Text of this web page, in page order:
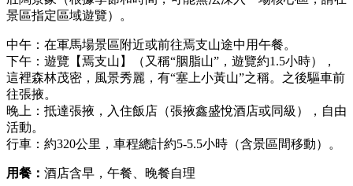
景區指定區域遊覽）。
中午：在軍馬場景區附近或前往焉支山途中用午餐。
下午：遊覽【焉支山】（又稱“胭脂山”，遊覽約1.5小時），
這裡森林茂密，風景秀麗，有“塞上小黃山”之稱。之後驅車前
往張掖。
晚上：抵達張掖，入住飯店（張掖鑫盛悅酒店或同級），自由
活動。
行車：約320公里，車程總計約5-5.5小時（含景區間移動）。
用餐： 酒店含早，午餐、晚餐自理